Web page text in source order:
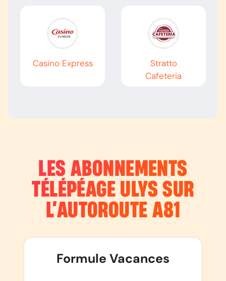
Casino Express
Stratto
Cafeteria
LES ABONNEMENTS
TÉLÉPÉAGE ULYS SUR
L’AUTOROUTE A81
Formule Vacances